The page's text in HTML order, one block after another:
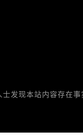
安徽省阜阳市
安徽省淮北市
安徽省淮南市
安徽省黄山市
安徽省宿州市
士发现本站内容存在